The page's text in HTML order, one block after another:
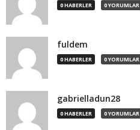
0 HABERLER 0 YORUMLAR
fuldem
0 HABERLER 0 YORUMLAR
gabrielladun28
0 HABERLER 0 YORUMLAR